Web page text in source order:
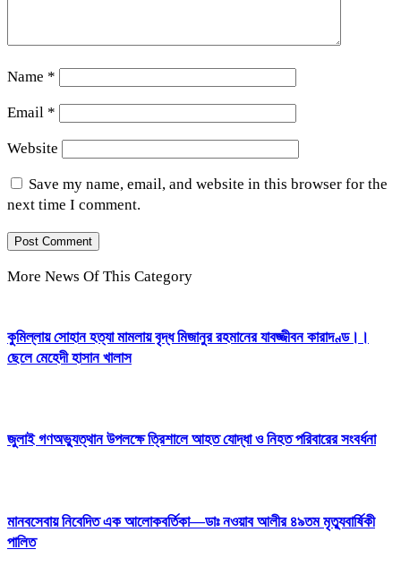
Name *
Email *
Website
Save my name, email, and website in this browser for the
next time I comment.
More News Of This Category
কুমিল্লায় সোহান হত্যা মামলায় বৃদ্ধ মিজানুর রহমানের যাবজ্জীবন কারাদণ্ড।।
ছেলে মেহেদী হাসান খালাস
জুলাই গণঅভ্যুত্থান উপলক্ষে ত্রিশালে আহত যোদ্ধা ও নিহত পরিবারের সংবর্ধনা
মানবসেবায় নিবেদিত এক আলোকবর্তিকা—ডাঃ নওয়াব আলীর ৪৯তম মৃত্যুবার্ষিকী
পালিত